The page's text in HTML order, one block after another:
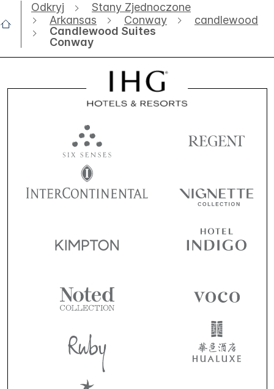
Odkryj
Stany Zjednoczone
Arkansas
Conway
candlewood
Candlewood Suites
Conway